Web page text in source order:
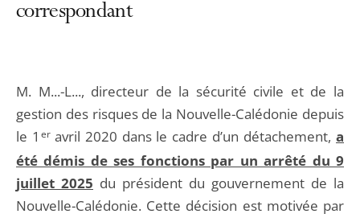
correspondant
M. M...-L..., directeur de la sécurité civile et de la
gestion des risques de la Nouvelle-Calédonie depuis
le 1 eravril 2020 dans le cadre d’un détachement,a
été démis de ses fonctions par un arrêté du 9
juillet 2025 du président du gouvernement de la
Nouvelle-Calédonie. Cette décision est motivée par